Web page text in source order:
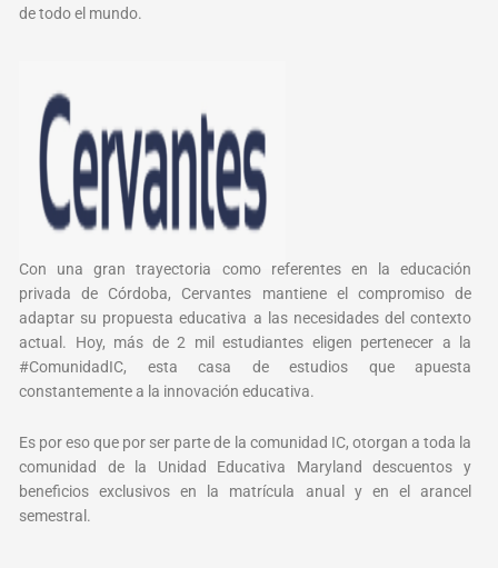
de todo el mundo.
Con una gran trayectoria como referentes en la educación
privada de Córdoba, Cervantes mantiene el compromiso de
adaptar su propuesta educativa a las necesidades del contexto
actual. Hoy, más de 2 mil estudiantes eligen pertenecer a la
#ComunidadIC, esta casa de estudios que apuesta
constantemente a la innovación educativa.
Es por eso que por ser parte de la comunidad IC, otorgan a toda la
comunidad de la Unidad Educativa Maryland descuentos y
beneficios exclusivos en la matrícula anual y en el arancel
semestral.